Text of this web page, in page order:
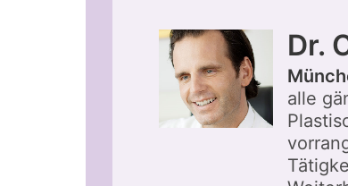
Dr.
alle